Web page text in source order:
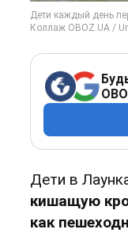
Дети в
кишащую
как